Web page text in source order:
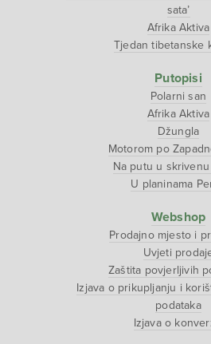
sata’
Afrika Aktiva
Tjedan tibetanske
Putopisi
Polarni san
Afrika Aktiva
Džungla
Motorom po
Na putu u
U planinama
Webshop
Prodajno mjesto i
Uvjeti
Zaštita povjerljivih
Izjava o prikupljanju i
podataka
Izjava o